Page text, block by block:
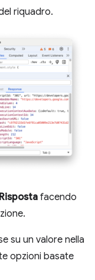
riquadro.
Risposta facendo
su un valore nella
opzioni basate